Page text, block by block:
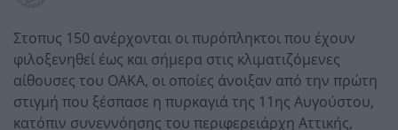
Στοπυς 150 ανέρχονται οι πυρόπληκτοι που έχουν
φιλοξενηθεί έως και σήμερα στις κλιματιζόμενες
αίθουσες του ΟΑΚΑ, οι οποίες άνοιξαν από την πρώτη
στιγμή που ξέσπασε η πυρκαγιά της 11ης Αυγούστου,
κατόπιν συνεννόησης του περιφερειάρχη Αττικής,